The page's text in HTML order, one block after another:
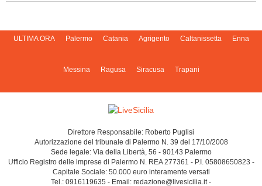
ULTIMA ORA Palermo Catania Agrigento Caltanissetta Enna
Messina Ragusa Siracusa Trapani
Direttore Responsabile: Roberto Puglisi
Autorizzazione del tribunale di Palermo N. 39 del 17/10/2008
Sede legale: Via della Libertà, 56 - 90143 Palermo
Ufficio Registro delle imprese di Palermo N. REA 277361 - P.I. 05808650823 -
Capitale Sociale: 50.000 euro interamente versati
Tel.: 0916119635 - Email: redazione@livesicilia.it -